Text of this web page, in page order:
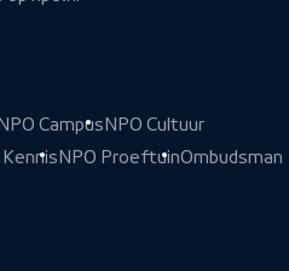
NPO Campus NPO Cultuur
Kennis NPO ProeftuinOmbudsman